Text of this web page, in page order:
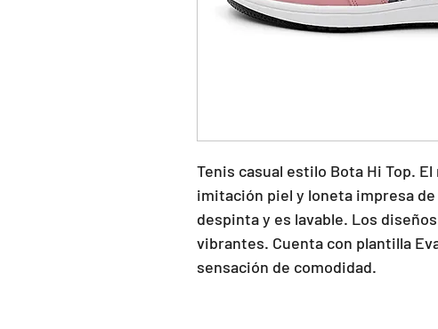
Tenis casual estilo Bota Hi Top.
imitación piel y loneta impresa
despinta y es lavable. Los
vibrantes. Cuenta con plantilla
sensación de comodidad.